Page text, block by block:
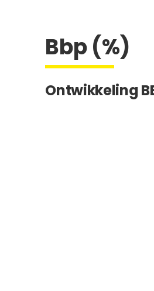
Bbp (%)
Ontwikkeling